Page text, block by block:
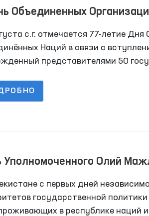
Объединенных
с.г. отмечается 77-летие Дня
Наций в связи с
представителями 50
ООН являются 193 страны —
мира.
Уполномоченного Олий
(омбудсмана) в
с первых дней
государственной
в республике наций